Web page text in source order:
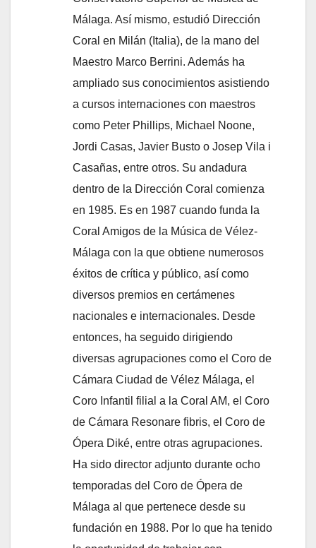
Málaga. Así mismo, estudió Dirección
Coral en Milán (Italia), de la mano del
Maestro Marco Berrini. Además ha
ampliado sus conocimientos asistiendo
a cursos internaciones con maestros
como Peter Phillips, Michael Noone,
Jordi Casas, Javier Busto o Josep Vila i
Casañas, entre otros. Su andadura
dentro de la Dirección Coral comienza
en 1985. Es en 1987 cuando funda la
Coral Amigos de la Música de Vélez-
Málaga con la que obtiene numerosos
éxitos de crítica y público, así como
diversos premios en certámenes
nacionales e internacionales. Desde
entonces, ha seguido dirigiendo
diversas agrupaciones como el Coro de
Cámara Ciudad de Vélez Málaga, el
Coro Infantil filial a la Coral AM, el Coro
de Cámara Resonare fibris, el Coro de
Ópera Diké, entre otras agrupaciones.
Ha sido director adjunto durante ocho
temporadas del Coro de Ópera de
Málaga al que pertenece desde su
fundación en 1988. Por lo que ha tenido